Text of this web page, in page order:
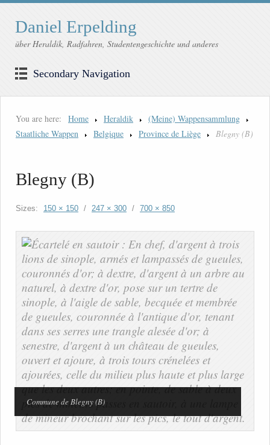
Daniel Erpelding
über Heraldik, Radfahren, Studentengeschichte und anderes
Secondary Navigation
You are here: Home Heraldik
(Meine) Wappensammlung
Staatliche Wappen
Belgique Province de Liège Blegny (B)
Blegny (B)
Sizes: 150 × 150 / 247 × 300 / 700 × 850
Commune de Blegny (B)